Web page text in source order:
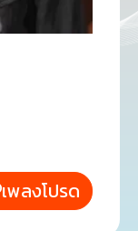
เพลงโปรด